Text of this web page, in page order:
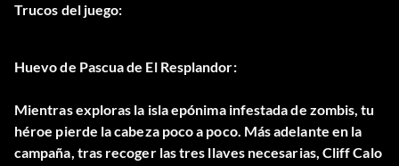
Trucos del juego:
Huevo de Pascua de El Resplandor:
Mientras exploras la isla epónima infestada de zombis, tu
héroe pierde la cabeza poco a poco. Más adelante en la
campaña, tras recoger las tres llaves necesarias, Cliff Calo